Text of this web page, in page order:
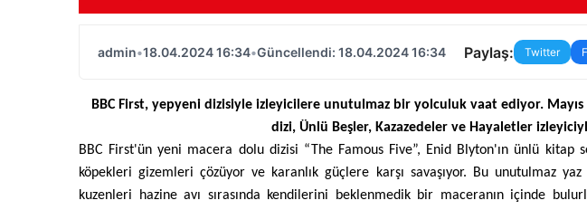
admin•18.04.2024 16:34•Güncellendi: 18.04.2024 16:34 Paylaş: Twitter
BBC First, yepyeni dizisiyle izleyicilere unutulmaz bir yolculuk vaat ediyor.
dizi, Ünlü Beşler, Kazazedeler ve Hayaletler
BBC First'ün yeni macera dolu dizisi “The Famous Five”, Enid Blyton'ın ünlü kitap
köpekleri gizemleri çözüyor ve karanlık güçlere karşı savaşıyor. Bu unutulmaz
kuzenleri hazine avı sırasında kendilerini beklenmedik bir maceranın içinde